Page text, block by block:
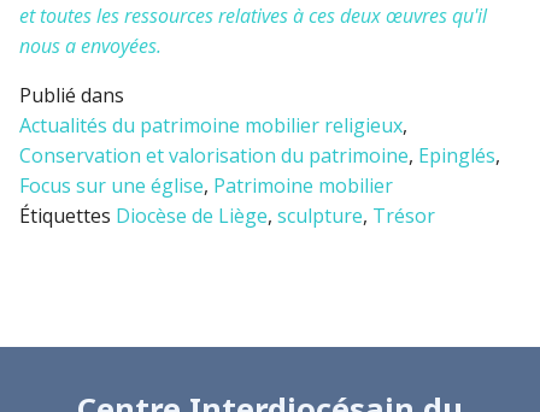
et toutes les ressources relatives à ces deux œuvres qu'il
nous a envoyées.
Publié dans
Actualités du patrimoine mobilier religieux,
Conservation et valorisation du patrimoine, Epinglés,
Focus sur une église, Patrimoine mobilier
Étiquettes Diocèse de Liège, sculpture, Trésor